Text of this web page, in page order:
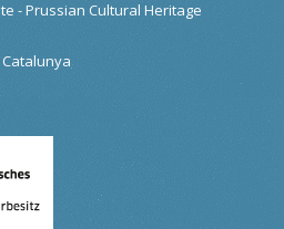
- Prussian Cultural Heritage